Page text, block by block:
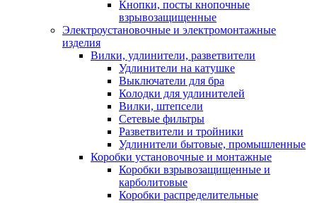
Кнопки, посты кнопочные
взрывозащищенные
Электроустановочные и электромонтажные
изделия
Вилки, удлинители, разветвители
Удлинители на катушке
Выключатели для бра
Колодки для удлинителей
Вилки, штепсели
Сетевые фильтры
Разветвители и тройники
Удлинители бытовые, промышленные
Коробки установочные и монтажные
Коробки взрывозащищенные и
карболитовые
Коробки распределительные